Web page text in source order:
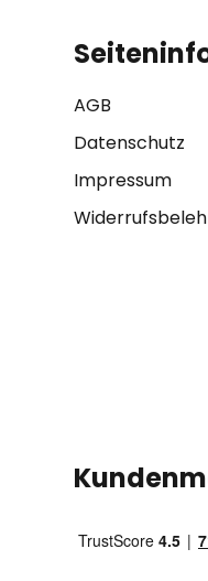
AGB
Datenschutz
Impressum